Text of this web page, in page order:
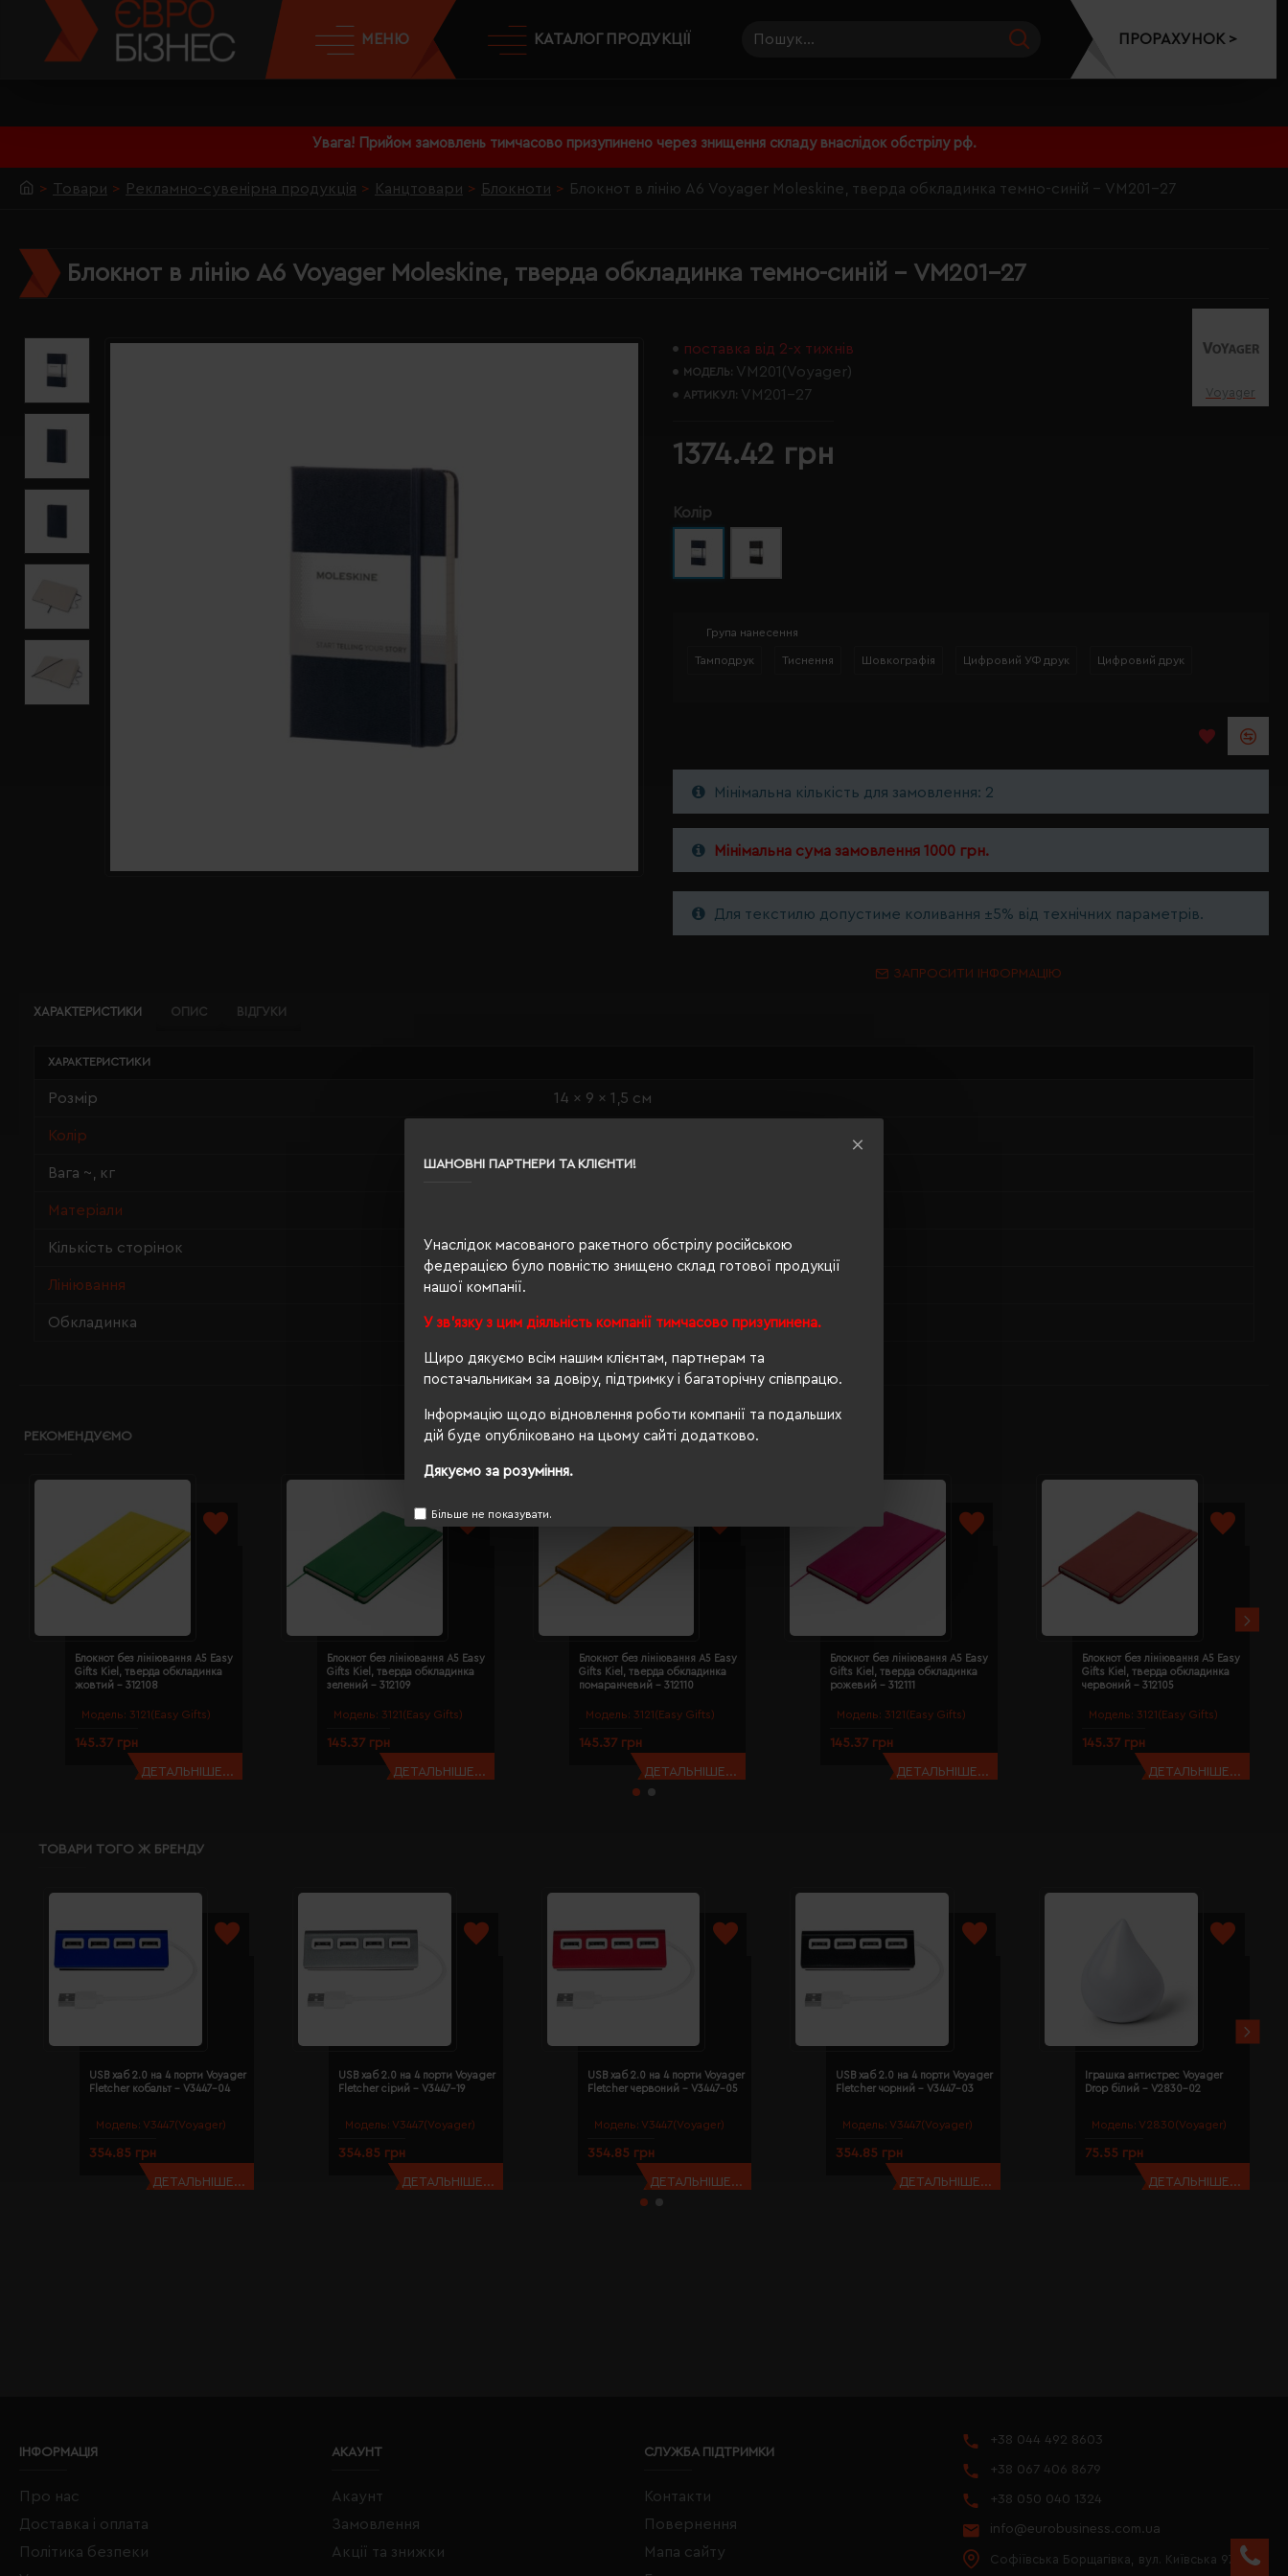
ШАНОВНІ ПАРТНЕРИ ТА КЛІЄНТИ!
Унаслідок масованого ракетного обстрілу російською
федерацією було повністю знищено склад готової продукції
нашої компанії.
У зв'язку з цим діяльність компанії тимчасово призупинена.
Щиро дякуємо всім нашим клієнтам, партнерам та
постачальникам за довіру, підтримку і багаторічну співпрацю.
Інформацію щодо відновлення роботи компанії та подальших
дій буде опубліковано на цьому сайті додатково.
Дякуємо за розуміння.
Більше не показувати.
Увага! Прийом замовлень тимчасово призупинено через знищення складу внаслідок обстрілу рф.
МЕНЮ КАТАЛОГ ПРОДУКЦІЇ ПРОРАХУНОК >
Товари Рекламно-сувенірна продукція Канцтовари Блокноти Блокнот в лінію А6 Voyager Moleskine, тверда обкладинка темно-синій - VM201-27
Блокнот в лінію А6 Voyager Moleskine, тверда обкладинка темно-синій - VM201-27
поставка від 2-х тижнів
МОДЕЛЬ: VM201(Voyager)
АРТИКУЛ: VM201-27 Voyager
1374.42 грн
Колір
Група нанесення
Тамподрук Тиснення Шовкографія Цифровий УФ друк Цифровий друк
Мінімальна кількість для замовлення: 2
Мінімальна сума замовлення 1000 грн.
Для текстилю допустиме коливання ±5% від технічних параметрів.
ЗАПРОСИТИ ІНФОРМАЦІЮ
ХАРАКТЕРИСТИКИ ОПИС ВІДГУКИ
ХАРАКТЕРИСТИКИ
Розмір 14 x 9 x 1,5 см
Колір
Вага ~, кг 0.163
Матеріали
Кількість сторінок 192
Лініювання
Обкладинка тверда
РЕКОМЕНДУЄМО
Модель: 3121(Easy Gifts)
Блокнот без лініювання A5 Easy
Gifts Kiel, тверда обкладинка
жовтий - 312108
145.37 грн
ДЕТАЛЬНІШЕ...
Модель: 3121(Easy Gifts)
Блокнот без лініювання A5 Easy
Gifts Kiel, тверда обкладинка
зелений - 312109
145.37 грн
ДЕТАЛЬНІШЕ...
Модель: 3121(Easy Gifts)
Блокнот без лініювання A5 Easy
Gifts Kiel, тверда обкладинка
помаранчевий - 312110
145.37 грн
ДЕТАЛЬНІШЕ...
Модель: 3121(Easy Gifts)
Блокнот без лініювання A5 Easy
Gifts Kiel, тверда обкладинка
рожевий - 312111
145.37 грн
ДЕТАЛЬНІШЕ...
Модель: 3121(Easy Gifts)
Блокнот без лініювання A5 Easy
Gifts Kiel, тверда обкладинка
червоний - 312105
145.37 грн
ДЕТАЛЬНІШЕ...
ТОВАРИ ТОГО Ж БРЕНДУ
Модель: V3447(Voyager)
USB хаб 2.0 на 4 порти Voyager
Fletcher кобальт - V3447-04
354.85 грн
ДЕТАЛЬНІШЕ...
Модель: V3447(Voyager)
USB хаб 2.0 на 4 порти Voyager
Fletcher сірий - V3447-19
354.85 грн
ДЕТАЛЬНІШЕ...
Модель: V3447(Voyager)
USB хаб 2.0 на 4 порти Voyager
Fletcher червоний - V3447-05
354.85 грн
ДЕТАЛЬНІШЕ...
Модель: V3447(Voyager)
USB хаб 2.0 на 4 порти Voyager
Fletcher чорний - V3447-03
354.85 грн
ДЕТАЛЬНІШЕ...
Модель: V2830(Voyager)
Іграшка антистрес Voyager
Drop білий - V2830-02
75.55 грн
ДЕТАЛЬНІШЕ...
ІНФОРМАЦІЯ
Про нас
Доставка і оплата
Політика безпеки
АКАУНТ
Акаунт
Замовлення
Акції та знижки
СЛУЖБА ПІДТРИМКИ
Контакти
Повернення
Мапа сайту
+38 044 492 8603
+38 067 406 8679
+38 050 040 1324
info@eurobusiness.com.ua
Софіївська Борщагівка, вул. Київська 97